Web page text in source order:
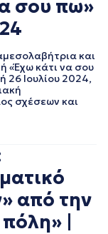
σου πω»
και
«Έχω κάτι να σου
Ιουλίου 2024,
σχέσεων και
από την
|